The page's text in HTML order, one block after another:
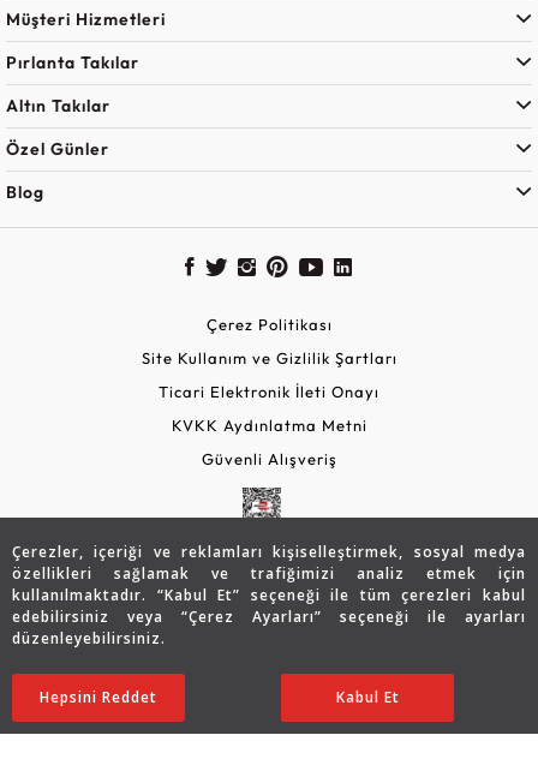
Çerezler, içeriği ve reklamları kişiselleştirmek, sosyal medya
özellikleri sağlamak ve trafiğimizi analiz etmek için
kullanılmaktadır. “Kabul Et” seçeneği ile tüm çerezleri kabul
edebilirsiniz veya “Çerez Ayarları” seçeneği ile ayarları
düzenleyebilirsiniz.
Ayarları Düzenle
Hepsini Reddet Kabul Et
17.017 TL
13.614TL SATIN ALIN
Müşteri Hizmetleri
Pırlanta Takılar
Altın Takılar
Özel Günler
Blog
Çerez Politikası
Site Kullanım ve Gizlilik Şartları
Ticari Elektronik İleti Onayı
KVKK Aydınlatma Metni
Güvenli Alışveriş
Copyright © 2026 Assos Pırlanta - Bu sitenin tüm hakları